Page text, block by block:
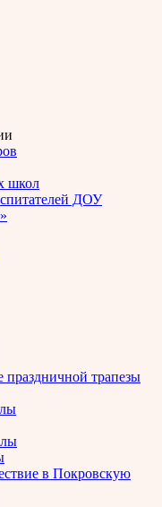
школ
ДОУ
трапезы
в Покровскую